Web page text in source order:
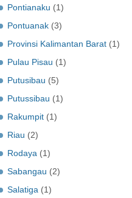
Pontianaku (1)
Pontuanak (3)
Provinsi Kalimantan Barat (1)
Pulau Pisau (1)
Putusibau (5)
Putussibau (1)
Rakumpit (1)
Riau (2)
Rodaya (1)
Sabangau (2)
Salatiga (1)